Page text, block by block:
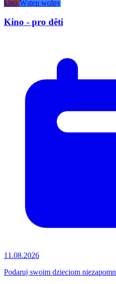
kino Wstęp wolny
Kino - pro děti
11.08.2026
Podaruj swoim dzieciom